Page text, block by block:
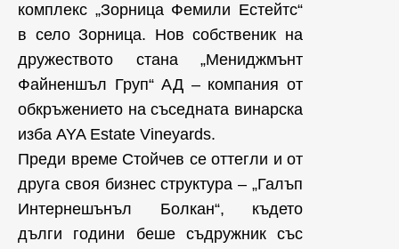
комплекс „Зорница Фемили Естейтс“
в село Зорница. Нов собственик на
дружеството стана „Мениджмънт
Файненшъл Груп“ АД – компания от
обкръжението на съседната винарска
изба AYA Estate Vineyards.
Преди време Стойчев се оттегли и от
друга своя бизнес структура – „Галъп
Интернешънъл Болкан“, където
дълги години беше съдружник със